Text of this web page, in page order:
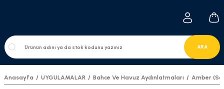
ARA
Anasayfa UYGULAMALAR Bahce Ve Havuz Aydınlatmaları Amber